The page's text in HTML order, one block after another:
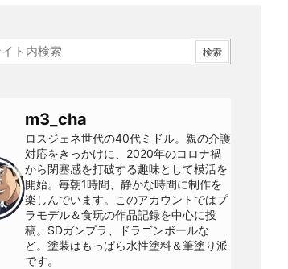
m3_cha
ロスジェネ世代の40代ミドル。親の介護
対応をきっかけに、2020年のコロナ禍
から閉塞感を打破する趣味として模活を
開始。毎朝1時間、静かな時間に制作を
楽しんでいます。このアカウントではプ
ラモデル＆食玩の作品記録を中心に投
稿。SDガンプラ、ドラゴンボールな
ど。塗装はもっぱら水性塗料＆筆塗り派
です。